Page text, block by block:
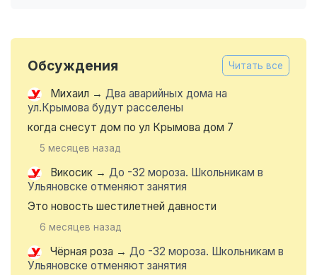
Обсуждения Читать все
Михаил → Два аварийных дома на
ул.Крымова будут расселены
когда снесут дом по ул Крымова дом 7
5 месяцев назад
Викосик → До -32 мороза. Школьникам в
Ульяновске отменяют занятия
Это новость шестилетней давности
6 месяцев назад
Чёрная роза → До -32 мороза. Школьникам в
Ульяновске отменяют занятия